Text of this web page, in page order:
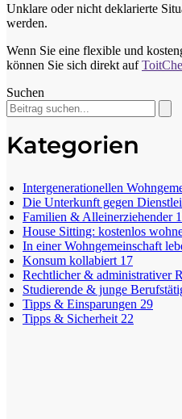
Unklare oder nicht deklarierte
werden.
Wenn Sie eine flexible und
können Sie sich direkt auf
Suchen
Kategorien
Intergenerationellen
Die Unterkunft gegen
Familien & Alleinerziehender
House Sitting: kostenlos
In einer Wohngemeinschaft
Konsum kollabiert 17
Rechtlicher & administrativer
Studierende & junge
Tipps & Einsparungen 29
Tipps & Sicherheit 22